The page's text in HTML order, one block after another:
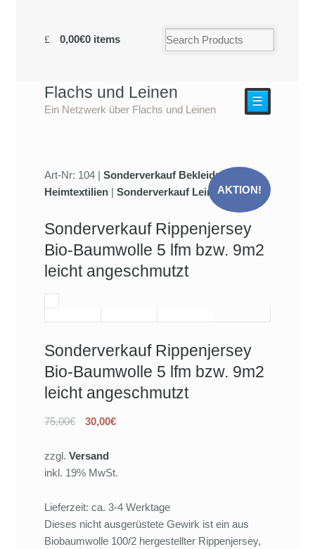
0,00€0 items
Flachs und Leinen
Ein Netzwerk über Flachs und Leinen
☰
AKTION!
Art-Nr: 104 |Sonderverkauf Bekleidung und
Heimtextilien |Sonderverkauf Leinenstoffe
Sonderverkauf Rippenjersey
Bio-Baumwolle 5 lfm bzw. 9m2
leicht angeschmutzt
Sonderverkauf Rippenjersey
Bio-Baumwolle 5 lfm bzw. 9m2
leicht angeschmutzt
75,00€ 30,00€
zzgl.Versand
inkl. 19% MwSt.
Lieferzeit: ca. 3-4 Werktage
Dieses nicht ausgerüstete Gewirk ist ein aus
Biobaumwolle 100/2 hergestellter Rippenjersey,